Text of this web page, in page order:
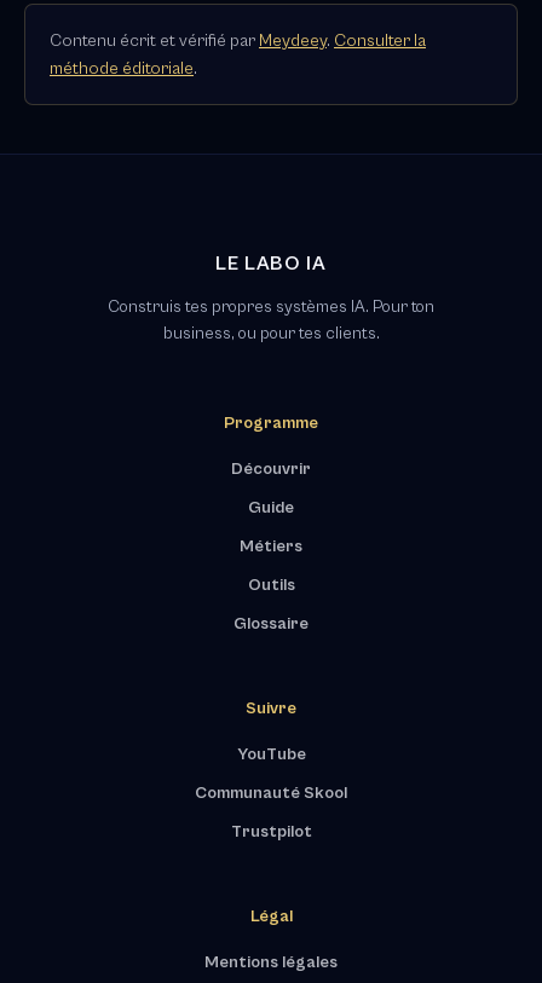
Contenu écrit et vérifié par Meydeey. Consulter la
méthode éditoriale.
LE LABO IA
Construis tes propres systèmes IA. Pour ton
business, ou pour tes clients.
Programme
Découvrir
Guide
Métiers
Outils
Glossaire
Suivre
YouTube
Communauté Skool
Trustpilot
Légal
Mentions légales